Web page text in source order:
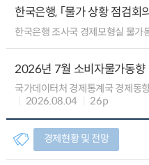
한국은행, 「물가 상황 점검회
한국은행 조사국 경제모형실 물가
2026년 7월 소비자물가동향
국가데이터처 경제통계국 경제동
2026.08.04
26p
경제현황 및 전망